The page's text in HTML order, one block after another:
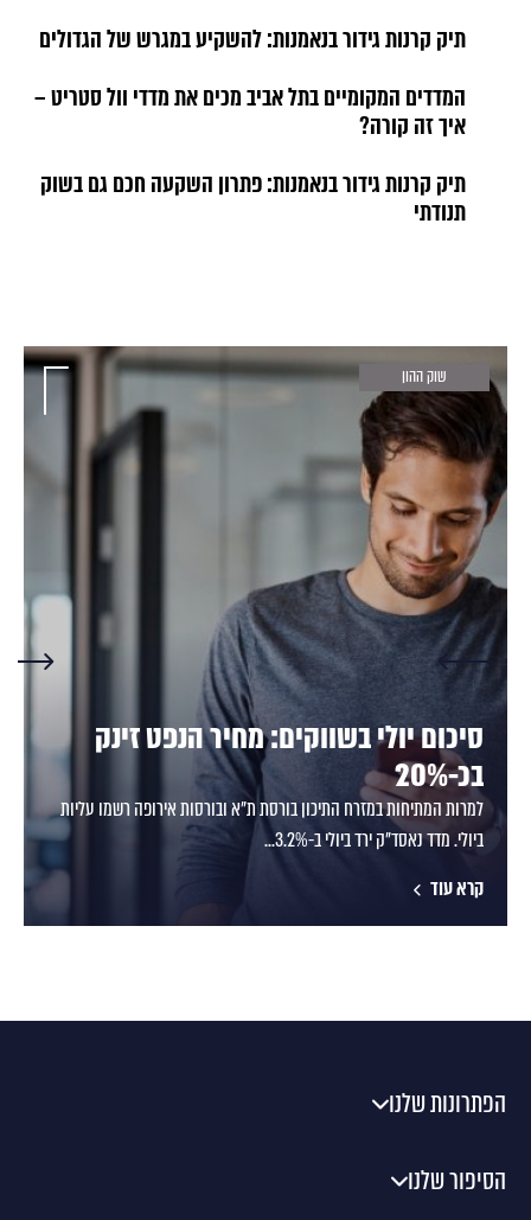
תיק קרנות גידור בנאמנות: להשקיע במגרש של הגדולים
המדדים המקומיים בתל אביב מכים את מדדי וול סטריט –
איך זה קורה?
תיק קרנות גידור בנאמנות: פתרון השקעה חכם גם בשוק
תנודתי
שוק ההון
סיכום יולי בשווקים: מחיר הנפט זינק
בכ-20%
למרות המתיחות במזרח התיכון בורסת ת"א ובורסות אירופה רשמו עליות
ביולי. מדד נאסד"ק ירד ביולי ב-3.2%...
קרא עוד
הפתרונות שלנו
הסיפור שלנו